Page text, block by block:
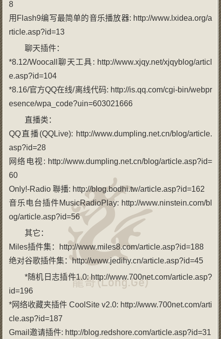
8
用Flash9编写最简单的音乐播放器: http://www.lxidea.org/a
rticle.asp?id=13
聊天插件：
*8.12/Woocall聊天工具: http://www.xjqy.net/xjqyblog/articl
e.asp?id=104
*8.16/官方QQ在线/离线代码: http://is.qq.com/cgi-bin/webpr
esence/wpa_code?uin=603021666
直播类：
QQ直播(QQLive): http://www.dumpling.net.cn/blog/article.
asp?id=28
网络电视: http://www.dumpling.net.cn/blog/article.asp?id=
60
Only!-Radio 聯播: http://blog.bodhi.tw/article.asp?id=162
音乐电台插件MusicRadioPlay: http://www.ninstein.com/bl
og/article.asp?id=56
其它：
Miles插件集：http://www.miles8.com/article.asp?id=188
绝对谷歌插件集：http://www.jedihy.cn/article.asp?id=45
*随机日志插件1.0: http://www.700net.com/article.asp?
id=196
*网络收藏夹插件 CoolSite v2.0: http://www.700net.com/arti
cle.asp?id=187
Gmail邀请插件: http://blog.redshore.com/article.asp?id=31